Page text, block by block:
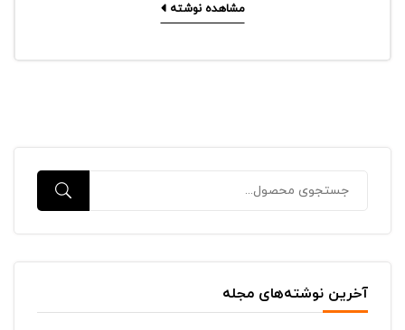
آخرین نوشته‌های مجله
مشاهده نوشته